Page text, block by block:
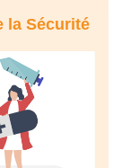
la Sécurité